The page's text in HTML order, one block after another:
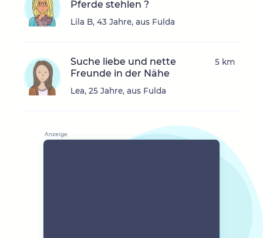
Pferde stehlen ?
Lila B, 43 Jahre, aus Fulda
Suche liebe und nette
Freunde in der Nähe
Lea, 25 Jahre, aus Fulda
5 km